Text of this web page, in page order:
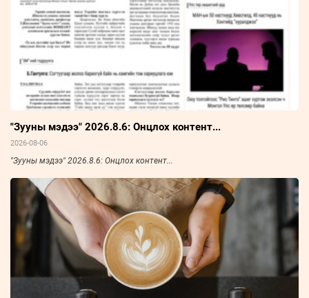
"Зууны мэдээ" 2026.8.6: Онцлох контент...
2026-08-06
"Зууны мэдээ" 2026.8.6: Онцлох контент...